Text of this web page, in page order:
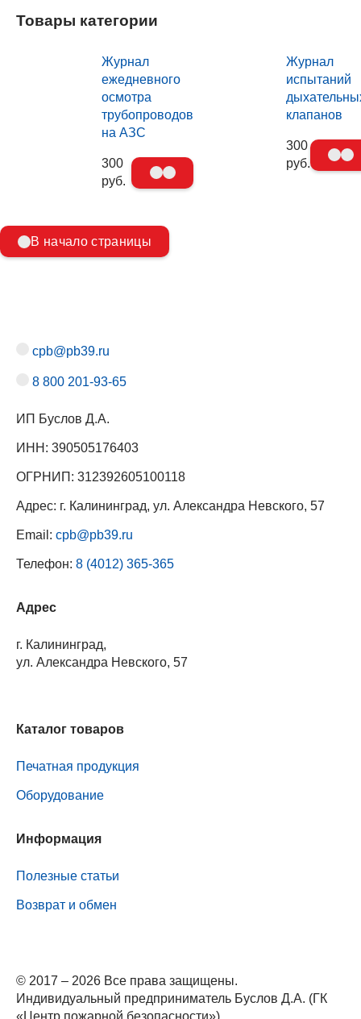
Товары категории
Журнал
ежедневного
осмотра
трубопроводов
на АЗС
300
руб.
Журнал
испытаний
клапанов
300
руб.
В начало страницы
cpb@pb39.ru
8 800 201-93-65
ИП Буслов Д.А.
ИНН: 390505176403
ОГРНИП: 312392605100118
Адрес: г. Калининград, ул. Александра Невского, 57
Email: cpb@pb39.ru
Телефон: 8 (4012) 365-365
Адрес
г. Калининград,
ул. Александра Невского, 57
Каталог товаров
Печатная продукция
Оборудование
Информация
Полезные статьи
Возврат и обмен
© 2017 – 2026 Все права защищены.
Индивидуальный предприниматель Буслов Д.А. (ГК
«Центр пожарной безопасности»)